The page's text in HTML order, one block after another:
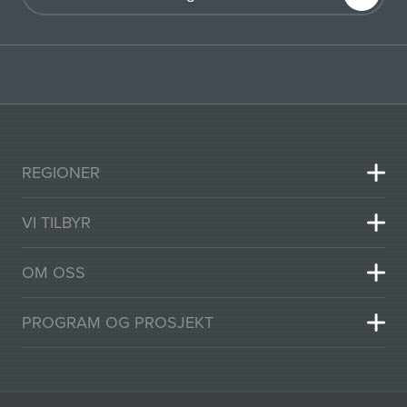
REGIONER
VI TILBYR
OM OSS
PROGRAM OG PROSJEKT